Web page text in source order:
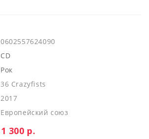
0602557624090
CD
Рок
36 Crazyfists
2017
Европейский союз
Цена:
1 300 р.